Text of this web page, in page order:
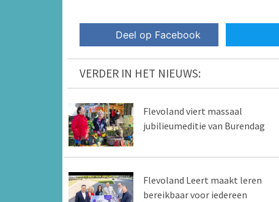
Deel op Facebook
VERDER IN HET NIEUWS:
Flevoland viert massaal
jubilieumeditie van Burendag
Flevoland Leert maakt leren
bereikbaar voor iedereen